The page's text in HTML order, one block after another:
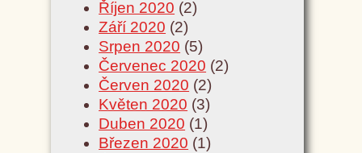
Říjen 2020 (2)
Září 2020 (2)
Srpen 2020 (5)
Červenec 2020 (2)
Červen 2020 (2)
Květen 2020 (3)
Duben 2020 (1)
Březen 2020 (1)